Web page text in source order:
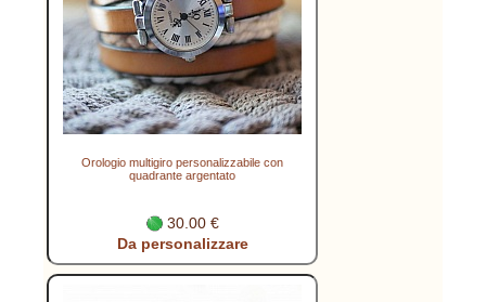
Orologio multigiro personalizzabile con
quadrante argentato
30.00 €
Da personalizzare